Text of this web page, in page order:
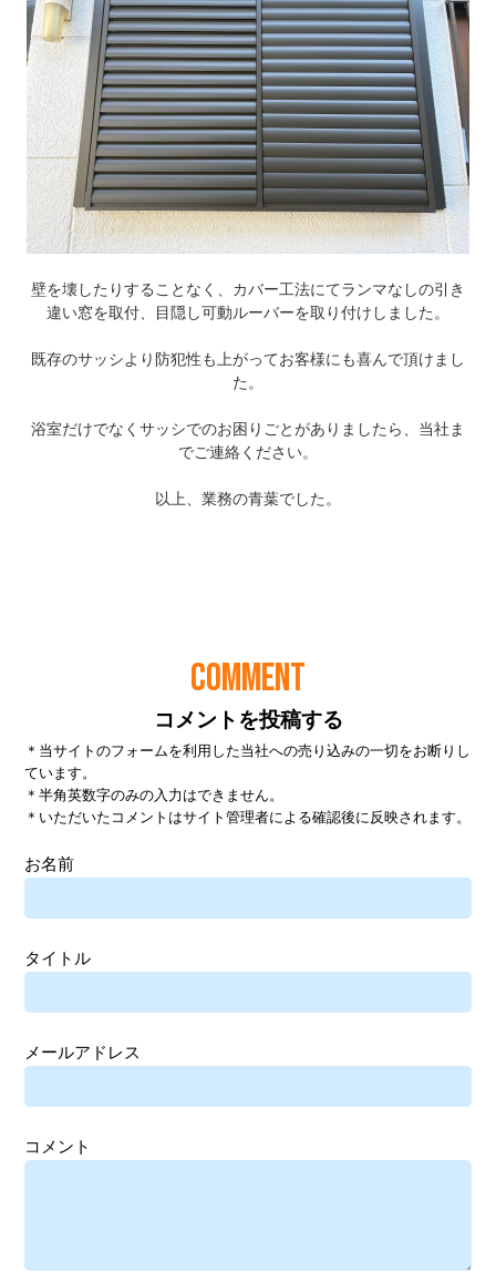
COMMENT
コメントを投稿する
＊当サイトのフォームを利用した当社への売り込みの一切をお断りし
ています。
＊半角英数字のみの入力はできません。
＊いただいたコメントはサイト管理者による確認後に反映されます。
お名前
タイトル
メールアドレス
コメント